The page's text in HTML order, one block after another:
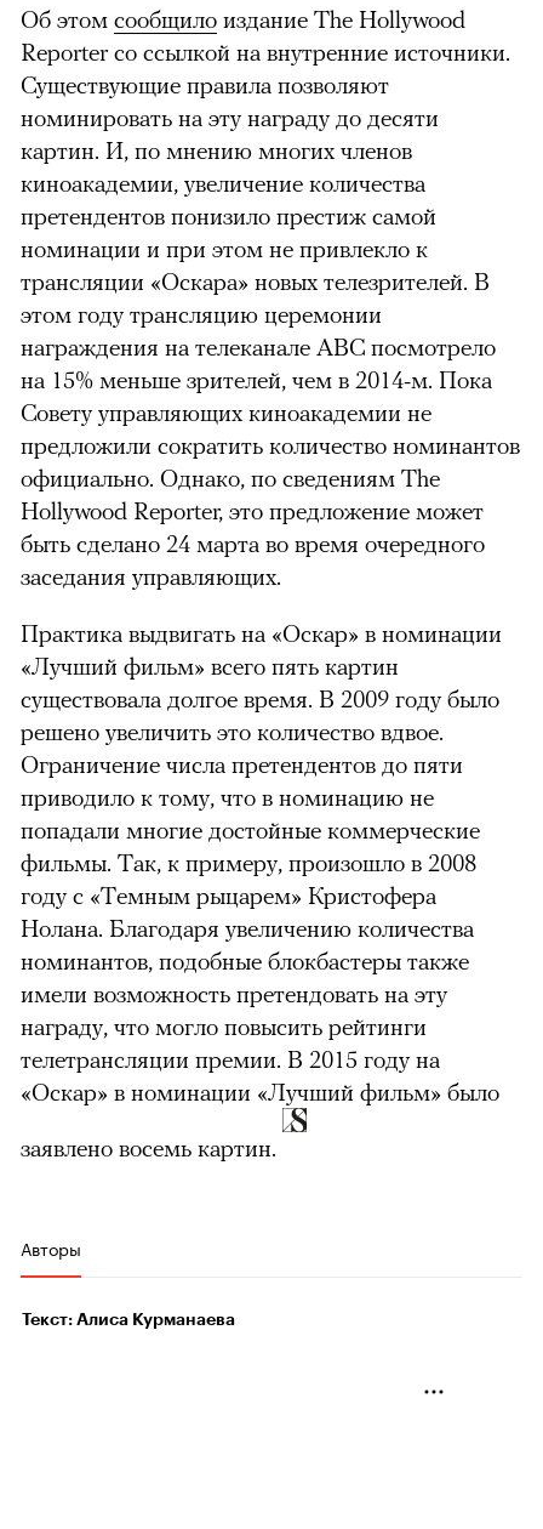
Об этом сообщило издание The Hollywood
Reporter со ссылкой на внутренние источники.
Существующие правила позволяют
номинировать на эту награду до десяти
картин. И, по мнению многих членов
киноакадемии, увеличение количества
претендентов понизило престиж самой
номинации и при этом не привлекло к
трансляции «Оскара» новых телезрителей. В
этом году трансляцию церемонии
награждения на телеканале ABC посмотрело
на 15% меньше зрителей, чем в 2014-м. Пока
Совету управляющих киноакадемии не
предложили сократить количество номинантов
официально. Однако, по сведениям The
Hollywood Reporter, это предложение может
быть сделано 24 марта во время очередного
заседания управляющих.
Практика выдвигать на «Оскар» в номинации
«Лучший фильм» всего пять картин
существовала долгое время. В 2009 году было
решено увеличить это количество вдвое.
Ограничение числа претендентов до пяти
приводило к тому, что в номинацию не
попадали многие достойные коммерческие
фильмы. Так, к примеру, произошло в 2008
году с «Темным рыцарем» Кристофера
Нолана. Благодаря увеличению количества
номинантов, подобные блокбастеры также
имели возможность претендовать на эту
награду, что могло повысить рейтинги
телетрансляции премии. В 2015 году на
«Оскар» в номинации «Лучший фильм» было
заявлено восемь картин.
Авторы
Текст: Алиса Курманаева